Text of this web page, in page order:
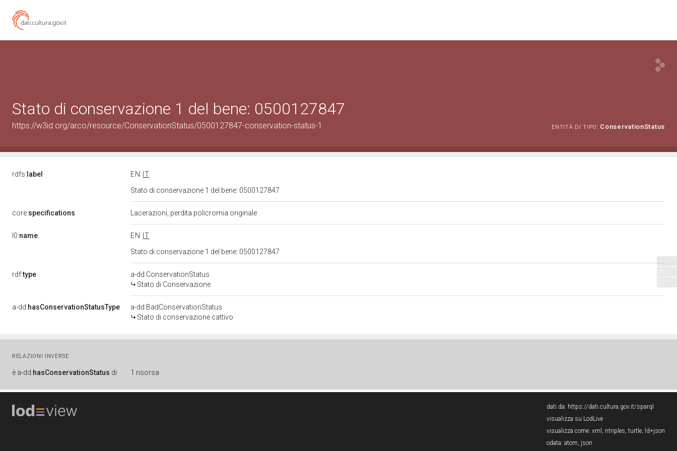
Stato di conservazione 1 del bene: 0500127847
https://w3id.org/arco/resource/ConservationStatus/0500127847-conservation-status-1 ENTITÀ DI TIPO: ConservationStatus
rdfs: label EN
IT
Stato di conservazione 1 del bene: 0500127847
core:specifications Lacerazioni, perdita policromia originale
l0:name EN
IT
Stato di conservazione 1 del bene: 0500127847
rdf:type
a-dd:ConservationStatus
Stato di Conservazione
a-dd:hasConservationStatusType
a-dd:BadConservationStatus
Stato di conservazione cattivo
RELAZIONI INVERSE
è a-dd:hasConservationStatus di 1 risorsa
dati da: https://dati.cultura.gov.it/sparql
visualizza su LodLive
visualizza come: xml , ntriples, turtle, ld+json
odata: atom, json